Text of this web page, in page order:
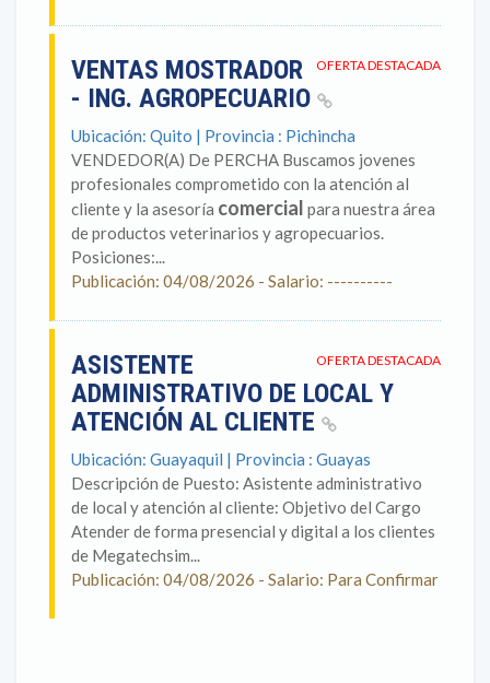
OFERTA DESTACADA
VENTAS MOSTRADOR
- ING. AGROPECUARIO
Ubicación: Quito | Provincia : Pichincha
VENDEDOR(A) De PERCHA Buscamos jovenes
profesionales comprometido con la atención al
cliente y la asesoría comercial para nuestra área
de productos veterinarios y agropecuarios.
Posiciones:...
Publicación: 04/08/2026 - Salario: ----------
OFERTA DESTACADA
ASISTENTE
ADMINISTRATIVO DE LOCAL Y
ATENCIÓN AL CLIENTE
Ubicación: Guayaquil | Provincia : Guayas
Descripción de Puesto: Asistente administrativo
de local y atención al cliente: Objetivo del Cargo
Atender de forma presencial y digital a los clientes
de Megatechsim...
Publicación: 04/08/2026 - Salario: Para Confirmar